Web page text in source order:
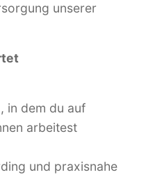
unserer
in dem du auf
arbeitest
und praxisnahe